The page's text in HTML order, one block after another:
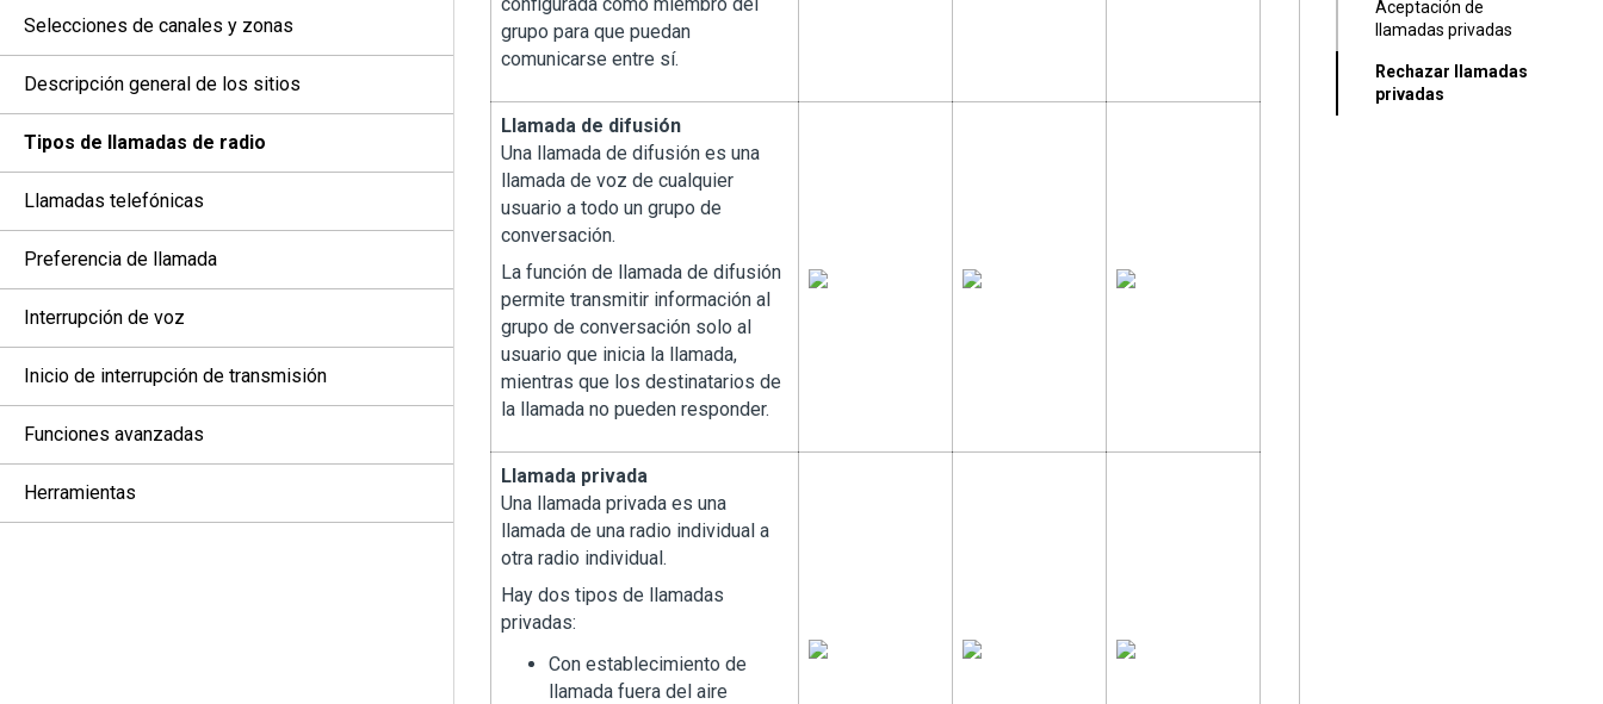
Selecciones de canales y zonas
Descripción general de los sitios
Tipos de llamadas de radio
Llamadas telefónicas
Preferencia de llamada
Interrupción de voz
Inicio de interrupción de transmisión
Funciones avanzadas
Herramientas
grupo para que puedan
comunicarse entre sí.
Llamada de difusión
Una llamada de difusión es una
llamada de voz de cualquier
usuario a todo un grupo de
conversación.
La función de llamada de difusión
permite transmitir información al
grupo de conversación solo al
usuario que inicia la llamada,
mientras que los destinatarios de
la llamada no pueden responder.
Llamada privada
Una llamada privada es una
llamada de una radio individual a
otra radio individual.
Hay dos tipos de llamadas
privadas:
Con establecimiento de
llamada fuera del aire
Aceptación de
llamadas privadas
Rechazar llamadas
privadas